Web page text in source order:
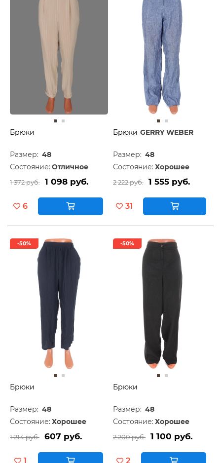
Брюки
Размер: 48
Состояние: Отличное
1 372 руб. 1 098 руб.
6
Брюки GERRY WEBER
Размер: 48
Состояние: Хорошее
2 222 руб. 1 555 руб.
31
-50%
Брюки
Размер: 48
Состояние: Хорошее
1 214 руб. 607 руб.
1
-50%
Брюки
Размер: 48
Состояние: Хорошее
2 200 руб. 1 100 руб.
2